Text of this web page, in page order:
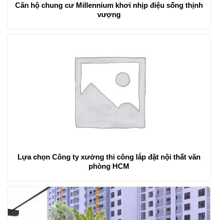
Căn hộ chung cư Millennium khơi nhịp điệu sống thịnh
vượng
Lựa chọn Công ty xưởng thi công lắp đặt nội thất văn
phòng HCM